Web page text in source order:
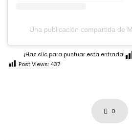
Una publicación compartida de
¡Haz clic para puntuar esta entrada!
Post Views: 437
0